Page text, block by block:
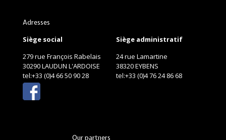
Adresses
Siège social
279 rue François Rabelais
30290 LAUDUN L'ARDOISE
tel:+33 (0)4 66 50 90 28
Siège administratif
24 rue Lamartine
38320 EYBENS
tel:+33 (0)4 76 24 86 68
Our partners